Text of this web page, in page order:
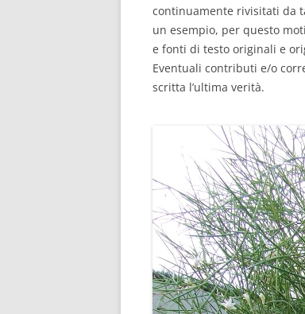
continuamente rivisitati da
un esempio, per questo
e fonti di testo originali e
Eventuali contributi e/o
scritta l’ultima verità.